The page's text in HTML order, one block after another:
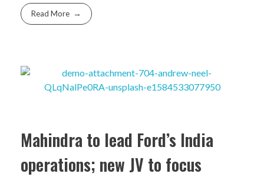
Read More
Mahindra to lead Ford’s India
operations; new JV to focus